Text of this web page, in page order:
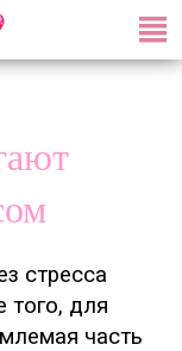
стресса
того, для
часть